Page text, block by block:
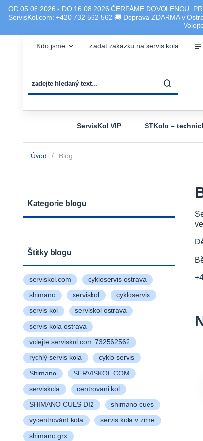
OD 05.08.2026 - DO 16.08.2026 ČERPÁME DOVOLENOU.
ServisKol.com: +420 732 562 562 🚚 Doprava ZDARMA v
Kdo jsme Zadat zakázku na servis kola
ServisKol VIP STKolo –
Úvod Blog
Kategorie blogu
Štítky blogu
serviskol.com cykloservis ostrava
shimano serviskol cykloservis
servis kol serviskol ostrava
servis kola ostrava
volejte serviskol.com 732562562
rychlý servis kola cyklo servis
Shimano SERVISKOL.COM
serviskola centrovani kol
SHIMANO CUES DI2 shimano cues
vycentrování kola servis kola v zime
shimano grx